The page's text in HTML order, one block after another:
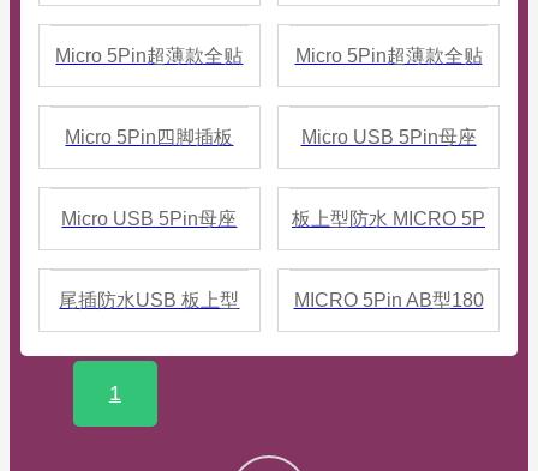
IP67等级
板上SMT母座
Micro 5Pin超薄款全贴
Micro 5Pin超薄款全贴
Micro 5Pin四脚插板
Micro USB 5Pin母座
3A 四脚全插）后套硅
Micro USB 5Pin母座
贴）后套硅胶圈
板上型防水 MICRO 5P
水IP67
尾插防水USB 板上型
MICRO 5P母座 四脚插
板 SMT贴板 防水IP67
MICRO 5Pin AB型180
度插板防水
1